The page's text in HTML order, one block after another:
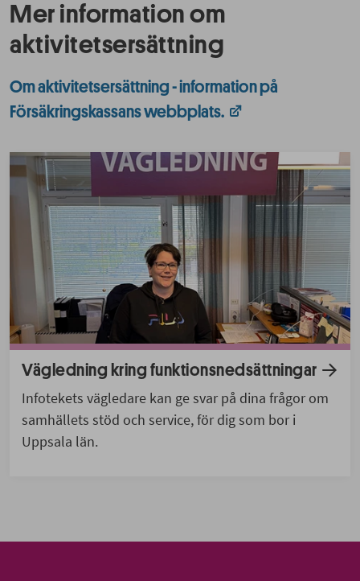
Mer information om
aktivitetsersättning
Om aktivitetsersättning - information på
Försäkringskassans webbplats.
Vägledning kring funktionsnedsättningar
Infotekets vägledare kan ge svar på dina frågor om
samhällets stöd och service, för dig som bor i
Uppsala län.